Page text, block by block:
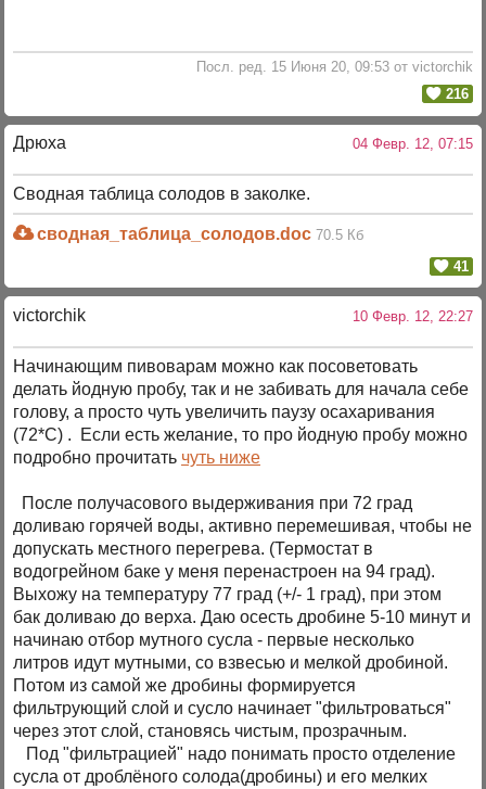
Посл. ред. 15 Июня 20, 09:53 от victorchik
216
Дрюха 04 Февр. 12, 07:15
Сводная таблица солодов в заколке.
сводная_таблица_солодов.doc 70.5 Кб
41
victorchik 10 Февр. 12, 22:27
Начинающим пивоварам можно как посоветовать
делать йодную пробу, так и не забивать для начала себе
голову, а просто чуть увеличить паузу осахаривания
(72*С) . Если есть желание, то про йодную пробу можно
подробно прочитать чуть ниже
После получасового выдерживания при 72 град
доливаю горячей воды, активно перемешивая, чтобы не
допускать местного перегрева. (Термостат в
водогрейном баке у меня перенастроен на 94 град).
Выхожу на температуру 77 град (+/- 1 град), при этом
бак доливаю до верха. Даю осесть дробине 5-10 минут и
начинаю отбор мутного сусла - первые несколько
литров идут мутными, со взвесью и мелкой дробиной.
Потом из самой же дробины формируется
фильтрующий слой и сусло начинает "фильтроваться"
через этот слой, становясь чистым, прозрачным.
Под "фильтрацией" надо понимать просто отделение
сусла от дроблёного солода(дробины) и его мелких